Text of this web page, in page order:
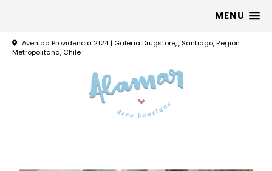
MENU
Avenida Providencia 2124 | Galería Drugstore, , Santiago, Región
Metropolitana, Chile